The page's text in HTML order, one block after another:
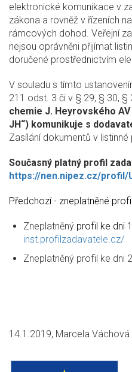
elektronické komunikace v
zákona a rovněž v řízeních
rámcových dohod. Veřejní
nejsou oprávněni přijímat
doručené prostřednictvím
V souladu s tímto
211 odst. 3 či v § 29, § 30, §
chemie J. Heyrovského AV
JH“) komunikuje s
Zasílání dokumentů v
Současný platný profil
https://nen.nipez.cz/profil/
Předchozí - zneplatněné
Zneplatněný profil ke dni
inst.profilzadavatele.cz/
Zneplatněný profil ke dni
14.1.2019, Marcela Váchová